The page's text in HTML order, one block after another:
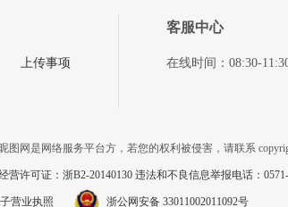
上传事项
客服中心
在线时间：08:30-
图网是网络服务平台方，若您的权利被侵害，请联系
营许可证：浙B2-20140130 违法和不良信息举报电话：
营业执照 浙公网安备 33011002011092号